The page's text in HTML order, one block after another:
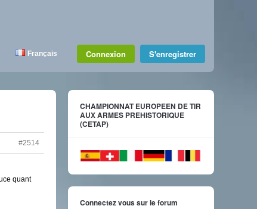
Français Connexion S'enregistrer
#2514
quant
CHAMPIONNAT EUROPEEN DE TIR
AUX ARMES PREHISTORIQUE
(CETAP)
Connectez vous sur le forum